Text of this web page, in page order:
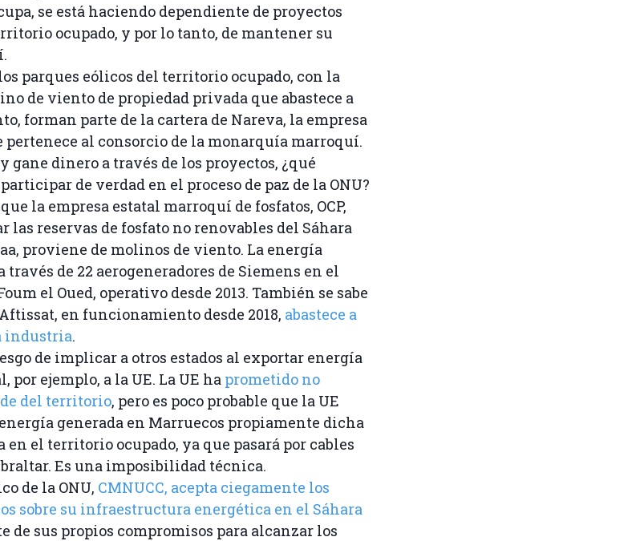
se está haciendo dependiente de proyectos
ocupado, y por lo tanto, de mantener su
parques eólicos del territorio ocupado, con la
de viento de propiedad privada que abastece a
forman parte de la cartera de Nareva, la empresa
pertenece al consorcio de la monarquía marroquí.
gane dinero a través de los proyectos, ¿qué
de verdad en el proceso de paz de la ONU?
la empresa estatal marroquí de fosfatos, OCP,
las reservas de fosfato no renovables del Sáhara
proviene de molinos de viento. La energía
través de 22 aerogeneradores de Siemens en el
el Oued, operativo desde 2013. También se sabe
en funcionamiento desde 2018, abastece a
industria.
de implicar a otros estados al exportar energía
por ejemplo, a la UE. La UE ha prometido no
del territorio, pero es poco probable que la UE
generada en Marruecos propiamente dicha
en el territorio ocupado, ya que pasará por cables
Es una imposibilidad técnica.
de la ONU, CMNUCC, acepta ciegamente los
sobre su infraestructura energética en el Sáhara
de sus propios compromisos para alcanzar los